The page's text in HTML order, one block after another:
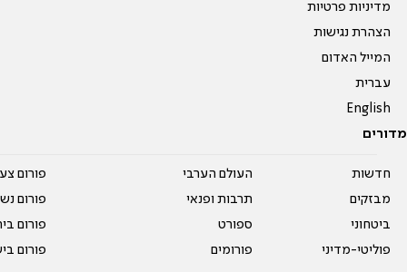
מדיניות פרטיות
הצהרת נגישות
המייל האדום
עברית
English
מדורים
חדשות
מבזקים
ביטחוני
פוליטי-מדיני
העולם הערבי
תרבות ופנאי
ספורט
פורומים
פורום
פורום
פורום
פורום